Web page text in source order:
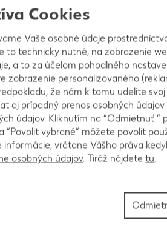
korenie, soľ, dve lyžice
potrieme kuracie stehná z
soli. Vložíme do pekáča a
°C asi 45 minút. Čas
pečením sa zjemní.
orestujeme na olivovom
Cookies
Vaše osobné údaje
to technicky nutné, na zobrazenie
a to za účelom pohodlného
zobrazenie personalizovaného
že nám k tomu udelíte
aj prípadný prenos osobných
údajov. Kliknutím na “Odmietnuť
“Povoliť vybrané” môžete povoliť
informácie, vrátane Vášho práva
osobných údajov. Tiráž nájdetetu.